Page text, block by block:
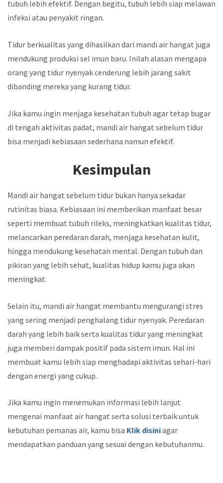
tubuh lebih efektif. Dengan begitu, tubuh lebih siap melawan
infeksi atau penyakit ringan.
Tidur berkualitas yang dihasilkan dari mandi air hangat juga
mendukung produksi sel imun baru. Inilah alasan mengapa
orang yang tidur nyenyak cenderung lebih jarang sakit
dibanding mereka yang kurang tidur.
Jika kamu ingin menjaga kesehatan tubuh agar tetap bugar
di tengah aktivitas padat, mandi air hangat sebelum tidur
bisa menjadi kebiasaan sederhana namun efektif.
Kesimpulan
Mandi air hangat sebelum tidur bukan hanya sekadar
rutinitas biasa. Kebiasaan ini memberikan manfaat besar
seperti membuat tubuh rileks, meningkatkan kualitas tidur,
melancarkan peredaran darah, menjaga kesehatan kulit,
hingga mendukung kesehatan mental. Dengan tubuh dan
pikiran yang lebih sehat, kualitas hidup kamu juga akan
meningkat.
Selain itu, mandi air hangat membantu mengurangi stres
yang sering menjadi penghalang tidur nyenyak. Peredaran
darah yang lebih baik serta kualitas tidur yang meningkat
juga memberi dampak positif pada sistem imun. Hal ini
membuat kamu lebih siap menghadapi aktivitas sehari-hari
dengan energi yang cukup.
Jika kamu ingin menemukan informasi lebih lanjut
mengenai manfaat air hangat serta solusi terbaik untuk
kebutuhan pemanas air, kamu bisa Klik disiniagar
mendapatkan panduan yang sesuai dengan kebutuhanmu.